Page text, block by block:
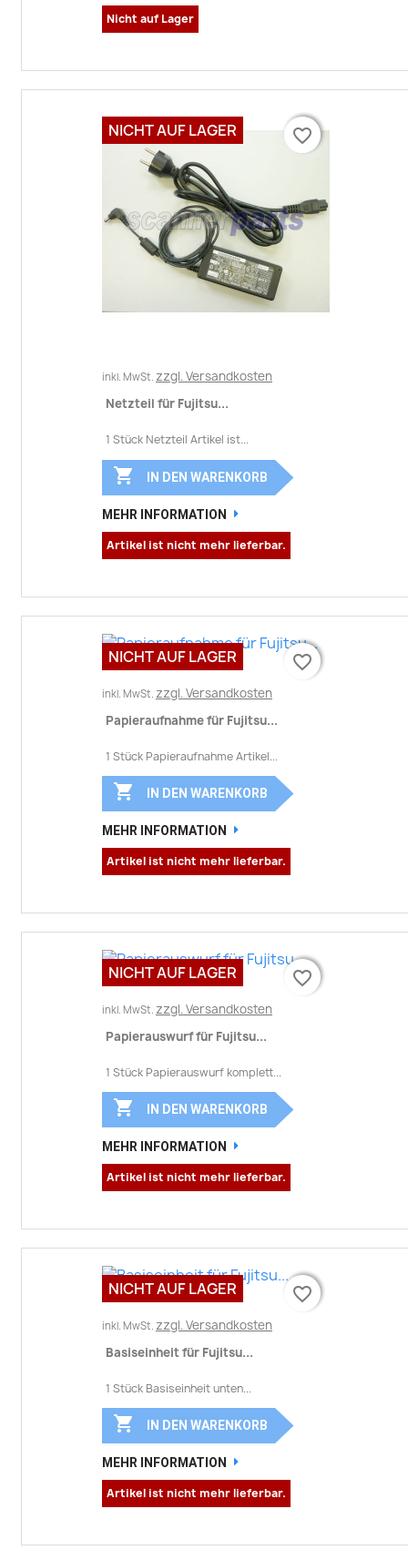
Nicht auf Lager
inkl. MwSt. zzgl. Versandkosten
Netzteil für Fujitsu...
1 Stück Netzteil Artikel ist...
favorite_border
 IN DEN WARENKORB
MEHR INFORMATION
Artikel ist nicht mehr lieferbar.
NICHT AUF LAGER favorite_border
inkl. MwSt. zzgl. Versandkosten
Papieraufnahme für Fujitsu...
1 Stück Papieraufnahme Artikel...
favorite_border
 IN DEN WARENKORB
MEHR INFORMATION
Artikel ist nicht mehr lieferbar.
NICHT AUF LAGER favorite_border
inkl. MwSt. zzgl. Versandkosten
Papierauswurf für Fujitsu...
1 Stück Papierauswurf komplett...
favorite_border
 IN DEN WARENKORB
MEHR INFORMATION
Artikel ist nicht mehr lieferbar.
NICHT AUF LAGER favorite_border
inkl. MwSt. zzgl. Versandkosten
Basiseinheit für Fujitsu...
1 Stück Basiseinheit unten...
favorite_border
 IN DEN WARENKORB
MEHR INFORMATION
Artikel ist nicht mehr lieferbar.
NICHT AUF LAGER favorite_border